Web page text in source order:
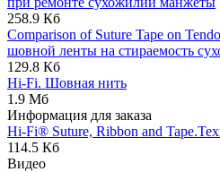
258.9 Кб
Comparison of Suture Tape on
шовной ленты на стираемость
129.8 Кб
Hi-Fi. Шовная нить
1.9 Мб
Информация для заказа
Hi-Fi® Suture, Ribbon and
114.5 Кб
Видео